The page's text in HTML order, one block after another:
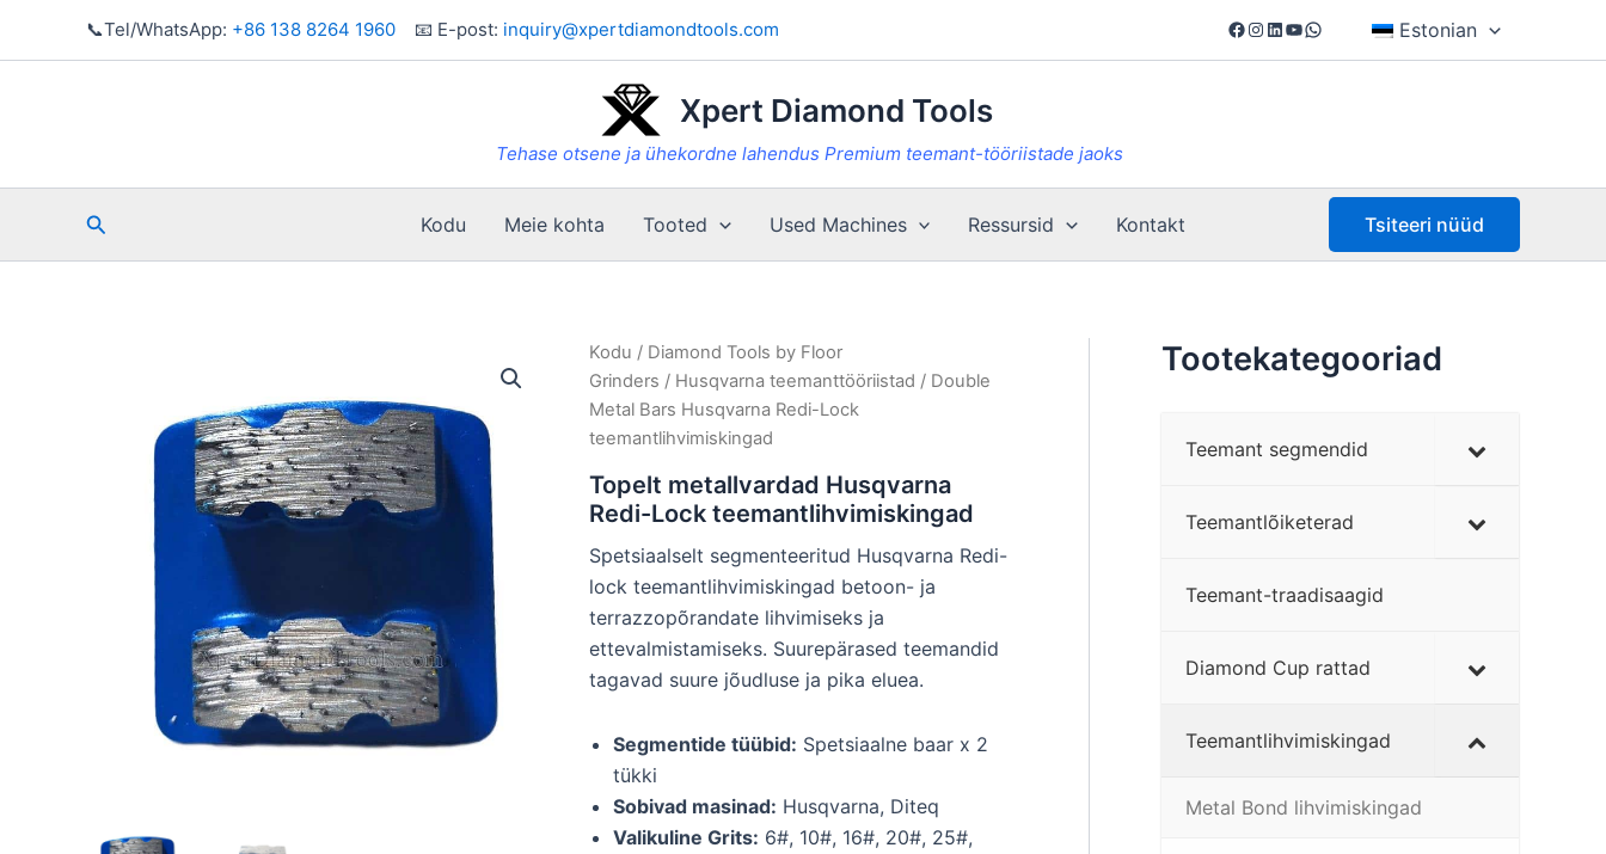
📞Tel/WhatsApp: +86 138 8264 1960 📧 E-post: inquiry@xpertdiamondtools.com Facebook
Instagram
LinkedIn
YouTube
WhatsApp Estonian
Xpert Diamond Tools
Tehase otsene ja ühekordne lahendus Premium teemant-tööriistade jaoks
Otsi Kodu Meie kohta Tooted Used Machines Ressursid Kontakt Tsiteeri nüüd
Kodu / Diamond Tools by Floor
Grinders / Husqvarna teemanttööriistad / Double
Metal Bars Husqvarna Redi-Lock
teemantlihvimiskingad
Topelt metallvardad Husqvarna
Redi-Lock teemantlihvimiskingad
Spetsiaalselt segmenteeritud Husqvarna Redi-
lock teemantlihvimiskingad betoon- ja
terrazzopõrandate lihvimiseks ja
ettevalmistamiseks. Suurepärased teemandid
tagavad suure jõudluse ja pika eluea.
Segmentide tüübid: Spetsiaalne baar x 2
tükki
Sobivad masinad: Husqvarna, Diteq
Valikuline Grits: 6#, 10#, 16#, 20#, 25#,
Tootekategooriad
Teemant segmendid
Teemantlõiketerad
Teemant-traadisaagid
Diamond Cup rattad
Teemantlihvimiskingad
Metal Bond lihvimiskingad